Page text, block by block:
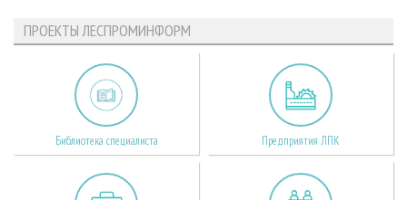
ПРОЕКТЫ ЛЕСПРОМИНФОРМ
Библиотека специалиста Предприятия ЛПК